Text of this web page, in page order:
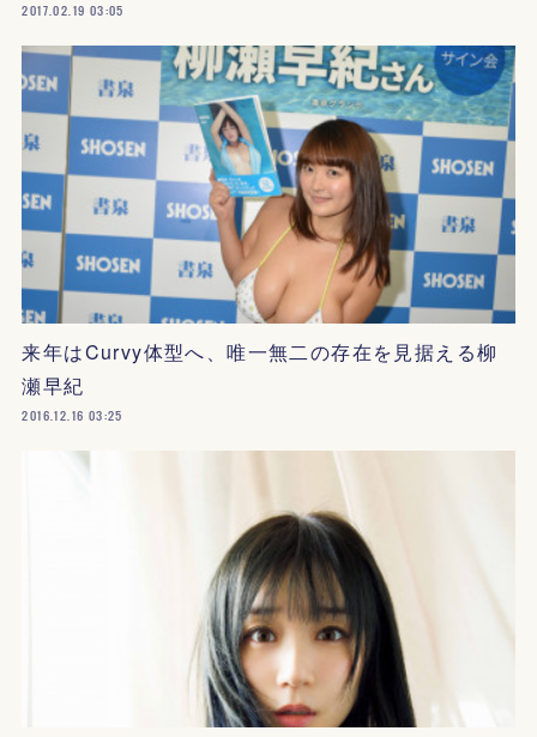
2017.02.19 03:05
来年はCurvy体型へ、唯一無二の存在を見据える柳
瀬早紀
2016.12.16 03:25